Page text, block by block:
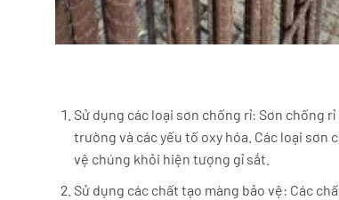
Sử dụng các loại sơn chống rỉ: Sơn chống
trường và các yếu tố oxy hóa. Các loại
vệ chúng khỏi hiện tượng gỉ sắt.
Sử dụng các chất tạo màng bảo vệ: Các